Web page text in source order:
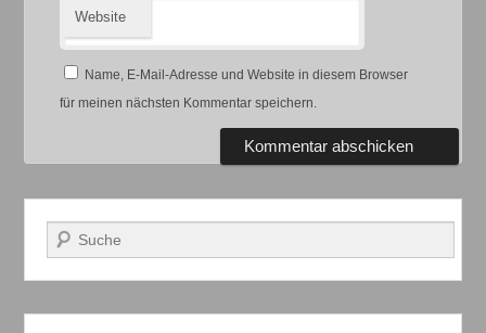
Website
Name, E-Mail-Adresse und Website in diesem Browser
für meinen nächsten Kommentar speichern.
Suchen